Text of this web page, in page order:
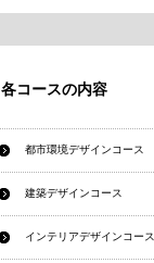
各コースの内容
都市環境デザインコース
建築デザインコース
インテリアデザインコース